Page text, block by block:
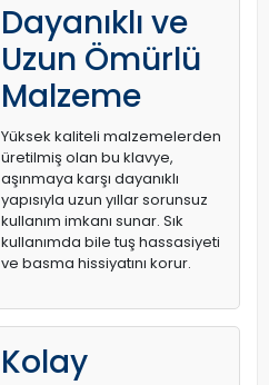
Dayanıklı ve
Uzun Ömürlü
Malzeme
Yüksek kaliteli malzemelerden
üretilmiş olan bu klavye,
aşınmaya karşı dayanıklı
yapısıyla uzun yıllar sorunsuz
kullanım imkanı sunar. Sık
kullanımda bile tuş hassasiyeti
ve basma hissiyatını korur.
Kolay